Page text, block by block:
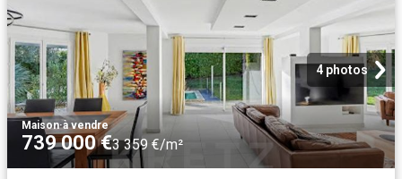
4 photos
Maison·à vendre
739 000 €3 359 €/m²